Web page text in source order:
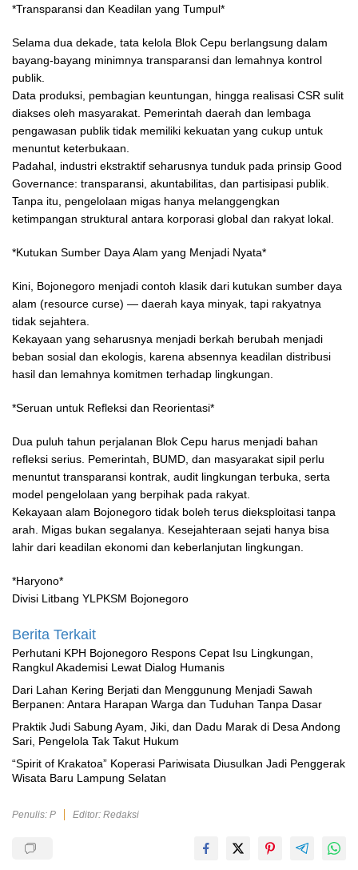
*Transparansi dan Keadilan yang Tumpul*
Selama dua dekade, tata kelola Blok Cepu berlangsung dalam
bayang-bayang minimnya transparansi dan lemahnya kontrol
publik.
Data produksi, pembagian keuntungan, hingga realisasi CSR sulit
diakses oleh masyarakat. Pemerintah daerah dan lembaga
pengawasan publik tidak memiliki kekuatan yang cukup untuk
menuntut keterbukaan.
Padahal, industri ekstraktif seharusnya tunduk pada prinsip Good
Governance: transparansi, akuntabilitas, dan partisipasi publik.
Tanpa itu, pengelolaan migas hanya melanggengkan
ketimpangan struktural antara korporasi global dan rakyat lokal.
*Kutukan Sumber Daya Alam yang Menjadi Nyata*
Kini, Bojonegoro menjadi contoh klasik dari kutukan sumber daya
alam (resource curse) — daerah kaya minyak, tapi rakyatnya
tidak sejahtera.
Kekayaan yang seharusnya menjadi berkah berubah menjadi
beban sosial dan ekologis, karena absennya keadilan distribusi
hasil dan lemahnya komitmen terhadap lingkungan.
*Seruan untuk Refleksi dan Reorientasi*
Dua puluh tahun perjalanan Blok Cepu harus menjadi bahan
refleksi serius. Pemerintah, BUMD, dan masyarakat sipil perlu
menuntut transparansi kontrak, audit lingkungan terbuka, serta
model pengelolaan yang berpihak pada rakyat.
Kekayaan alam Bojonegoro tidak boleh terus dieksploitasi tanpa
arah. Migas bukan segalanya. Kesejahteraan sejati hanya bisa
lahir dari keadilan ekonomi dan keberlanjutan lingkungan.
*Haryono*
Divisi Litbang YLPKSM Bojonegoro
Berita Terkait
Perhutani KPH Bojonegoro Respons Cepat Isu Lingkungan,
Rangkul Akademisi Lewat Dialog Humanis
Dari Lahan Kering Berjati dan Menggunung Menjadi Sawah
Berpanen: Antara Harapan Warga dan Tuduhan Tanpa Dasar
‎Praktik Judi Sabung Ayam, Jiki, dan Dadu Marak di Desa Andong
Sari, Pengelola Tak Takut Hukum
“Spirit of Krakatoa” Koperasi Pariwisata Diusulkan Jadi Penggerak
Wisata Baru Lampung Selatan
Penulis: P Editor: Redaksi